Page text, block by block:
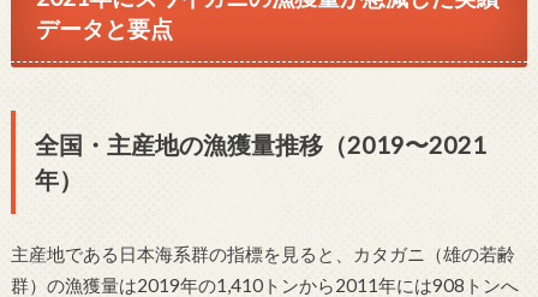
データと要点
全国・主産地の漁獲量推移（2019〜2021
年）
主産地である日本海系群の指標を見ると、カタガニ（雄の若齢
群）の漁獲量は2019年の1,410トンから2011年には908トンへ